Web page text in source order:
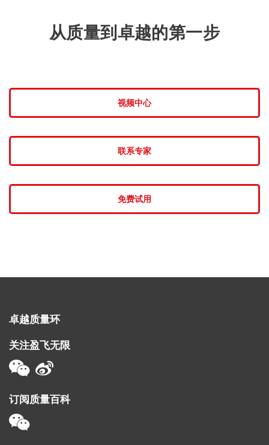
从质量到卓越的第一步
视频中心
联系专家
免费试用
卓越质量环
关注盈飞无限
订阅质量百科